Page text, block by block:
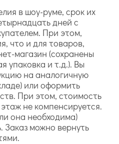
в шоу-руме, срок их
дней с
При этом,
что и для товаров,
магазин (сохранены
упаковка и т.д.). Вы
на аналогичную
или оформить
При этом, стоимость
не компенсируется.
она необходима)
Заказ можно вернуть